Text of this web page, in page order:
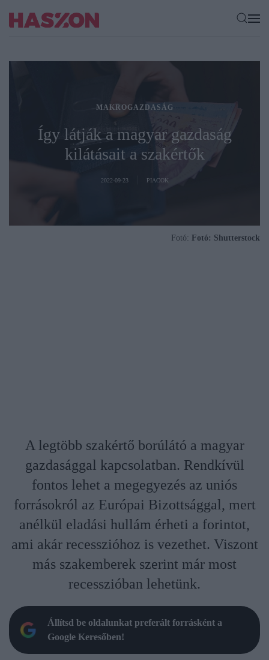
MAKROGAZDASÁG
Így látják a magyar gazdaság
kilátásait a szakértők
2022-09-23 PIACOK
Fotó: Fotó: Shutterstock
A legtöbb szakértő borúlátó a magyar
gazdasággal kapcsolatban. Rendkívül
fontos lehet a megegyezés az uniós
forrásokról az Európai Bizottsággal, mert
anélkül eladási hullám érheti a forintot,
ami akár recesszióhoz is vezethet. Viszont
más szakemberek szerint már most
recesszióban lehetünk.
Állítsd be oldalunkat preferált forrásként a
Google Keresőben!